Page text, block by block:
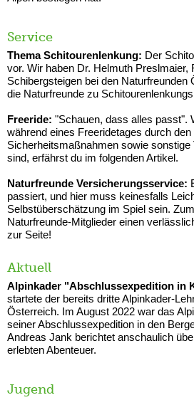
Service
Thema Schitourenlenkung: Der
vor. Wir haben Dr. Helmuth Preslmaier,
Schibergsteigen bei den Naturfreunden
die Naturfreunde zu
Freeride: "Schauen, dass alles passt".
während eines Freeridetages durch
Sicherheitsmaßnahmen sowie sonstige
sind, erfährst du im folgenden Artikel.
Naturfreunde Versicherungsservice:
passiert, und hier muss keinesfalls
Selbstüberschätzung im Spiel sein.
Naturfreunde-Mitglieder einen
zur Seite!
Aktuell
Alpinkader "Abschlussexpedition in
startete der bereits dritte Alpinkader-
Österreich. Im August 2022 war das
seiner Abschlussexpedition in den
Andreas Jank berichtet anschaulich
erlebten Abenteuer.
Jugend